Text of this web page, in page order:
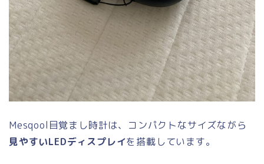
Mesqool目覚まし時計は、コンパクトなサイズながら
見やすいLEDディスプレイを搭載しています。